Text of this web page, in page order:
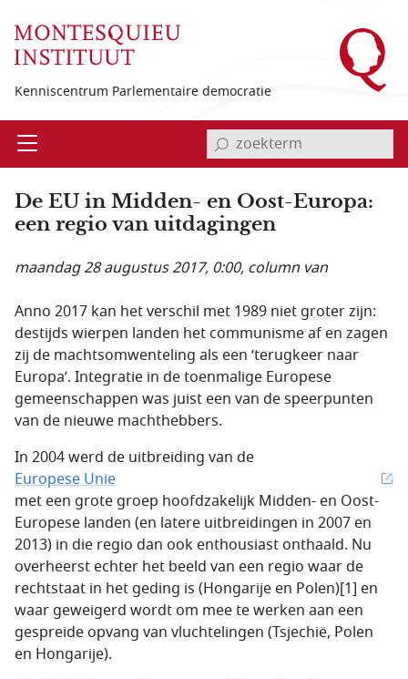
Kenniscentrum Parlementaire democratie
Open invoerveld zoekterm
De EU in Midden- en Oost-Europa:
een regio van uitdagingen
maandag 28 augustus 2017, 0:00, column van
Anno 2017 kan het verschil met 1989 niet groter zijn:
destijds wierpen landen het communisme af en zagen
zij de machtsomwenteling als een ‘terugkeer naar
Europa’. Integratie in de toenmalige Europese
gemeenschappen was juist een van de speerpunten
van de nieuwe machthebbers.
In 2004 werd de uitbreiding van de
Europese Unie
met een grote groep hoofdzakelijk Midden- en Oost-
Europese landen (en latere uitbreidingen in 2007 en
2013) in die regio dan ook enthousiast onthaald. Nu
overheerst echter het beeld van een regio waar de
rechtstaat in het geding is (Hongarije en Polen)[1] en
waar geweigerd wordt om mee te werken aan een
gespreide opvang van vluchtelingen (Tsjechië, Polen
en Hongarije).